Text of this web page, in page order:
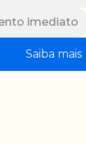
imediato
Saiba mais